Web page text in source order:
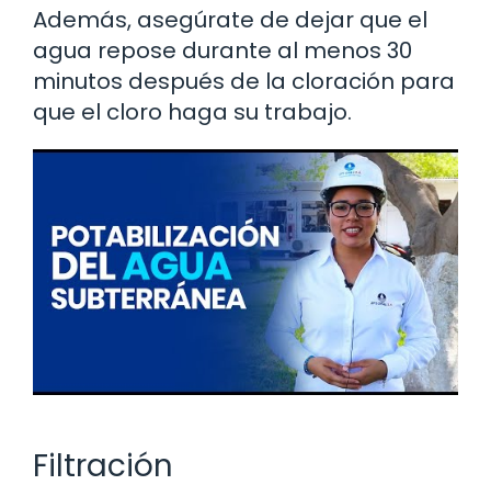
Además, asegúrate de dejar que el
agua repose durante al menos 30
minutos después de la cloración para
que el cloro haga su trabajo.
Filtración